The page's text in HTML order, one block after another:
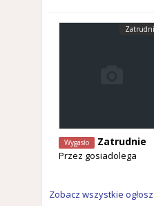
Wygasło Zatrudnie
Przez gosiadolega
Zobacz wszystkie